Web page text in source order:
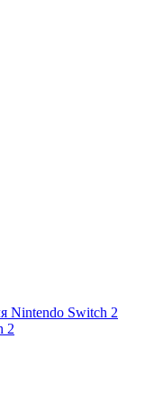
Nintendo Switch 2
2